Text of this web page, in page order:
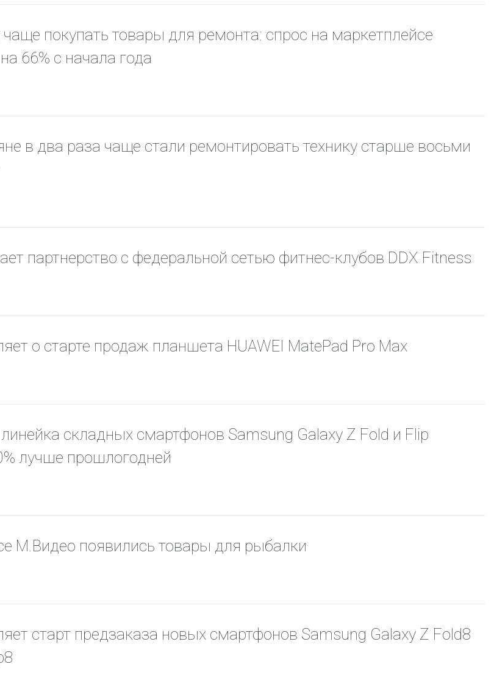
чаще покупать товары для ремонта: спрос на маркетплейсе
66% с начала года
в два раза чаще стали ремонтировать технику старше восьми
партнерство с федеральной сетью фитнес-клубов DDX Fitness
о старте продаж планшета HUAWEI MatePad Pro Max
складных смартфонов Samsung Galaxy Z Fold и Flip
лучше прошлогодней
М.Видео появились товары для рыбалки
старт предзаказа новых смартфонов Samsung Galaxy Z Fold8